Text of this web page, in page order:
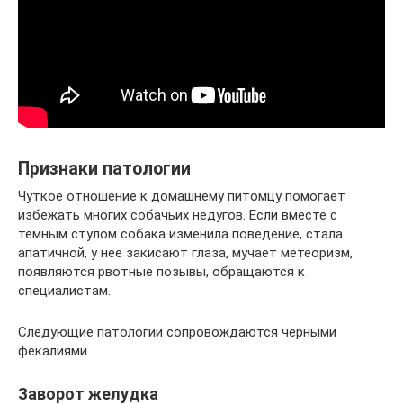
Признаки патологии
Чуткое отношение к домашнему питомцу помогает
избежать многих собачьих недугов. Если вместе с
темным стулом собака изменила поведение, стала
апатичной, у нее закисают глаза, мучает метеоризм,
появляются рвотные позывы, обращаются к
специалистам.
Следующие патологии сопровождаются черными
фекалиями.
Заворот желудка